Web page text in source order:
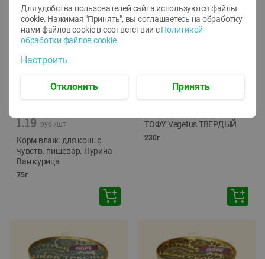
1.19 руб./шт
Корм влаж. для кош. с
чувств. пищевар. Пурина
Ван курица
75г
ТОФУ Vegetus ТВЕРДЫЙ
230г
Для удобства пользователей сайта используются файлы
cookie. Нажимая "Принять", вы соглашаетесь на обработку
нами файлов cookie в соответствии с Политикой
обработки файлов cookie
Настроить
Отклонить Принять